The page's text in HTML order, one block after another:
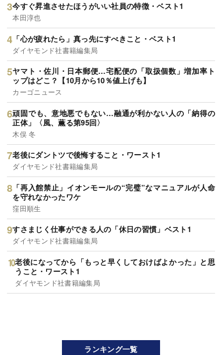
今すぐ昇進させたほうがいい社員の特徴・ベスト1
本田淳也
「心が疲れたら」真っ先にすべきこと・ベスト1
ダイヤモンド社書籍編集局
ヤマト・佐川・日本郵便…宅配便の「取扱個数」増加率ト
ップはどこ？【10月から10％値上げも】
カーゴニュース
頑固でも、意地悪でもない…融通が利かない人の「納得の
正体」〈風、薫る第95回〉
木俣 冬
老後にダントツで後悔すること・ワースト1
ダイヤモンド社書籍編集局
「再入館禁止」イオンモールの“完璧”なマニュアルが人命
を守れなかったワケ
窪田順生
すさまじく仕事ができる人の「休日の習慣」ベスト1
ダイヤモンド社書籍編集局
老後になってから「もっと早くしておけばよかった」と思
うこと・ワースト1
ダイヤモンド社書籍編集局
ランキング一覧